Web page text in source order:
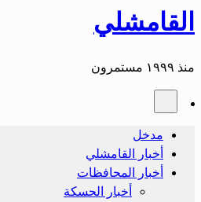
القامشلي
منذ ١٩٩٩ مستمرون
مدخل
أخبار القامشلي
أخبار المحافظات
أخبار الحسكة